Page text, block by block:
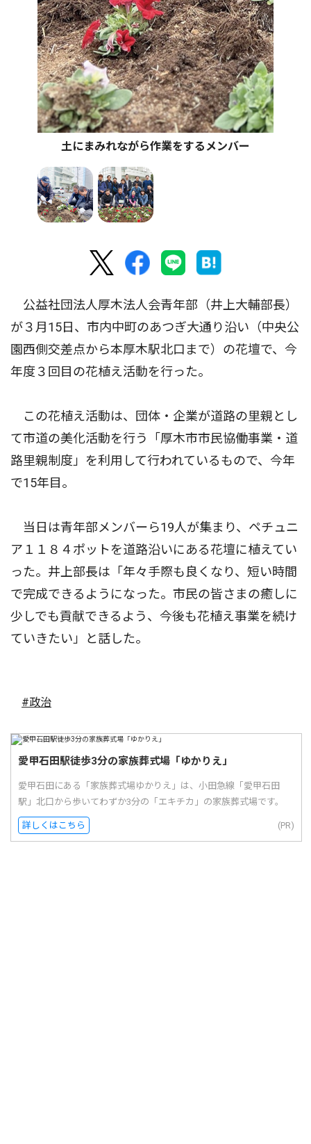
土にまみれながら作業をするメンバー
公益社団法人厚木法人会青年部（井上大輔部長）
が３月15日、市内中町のあつぎ大通り沿い（中央公
園西側交差点から本厚木駅北口まで）の花壇で、今
年度３回目の花植え活動を行った。
この花植え活動は、団体・企業が道路の里親とし
て市道の美化活動を行う「厚木市市民協働事業・道
路里親制度」を利用して行われているもので、今年
で15年目。
当日は青年部メンバーら19人が集まり、ペチュニ
ア１１８４ポットを道路沿いにある花壇に植えてい
った。井上部長は「年々手際も良くなり、短い時間
で完成できるようになった。市民の皆さまの癒しに
少しでも貢献できるよう、今後も花植え事業を続け
ていきたい」と話した。
#政治
愛甲石田駅徒歩3分の家族葬式場「ゆかりえ」
愛甲石田にある「家族葬式場ゆかりえ」は、小田急線「愛甲石田
駅」北口から歩いてわずか3分の「エキチカ」の家族葬式場です。
詳しくはこちら (PR)